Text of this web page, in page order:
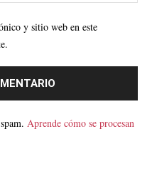
y sitio web en este
Aprende cómo se procesan